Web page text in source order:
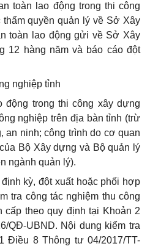
toàn lao động trong thi công
quyền quản lý về Sở Xây
toàn lao động gửi về Sở Xây
12 hàng năm và báo cáo đột
nghiệp tỉnh
động trong thi công xây dựng
nghiệp trên địa bàn tỉnh (trừ
an ninh; công trình do cơ quan
Bộ Xây dựng và Bộ quản lý
ngành quản lý).
kỳ, đột xuất hoặc phối hợp
tra công tác nghiệm thu công
theo quy định tại Khoản 2
QĐ-UBND. Nội dung kiểm tra
Điều 8 Thông tư 04/2017/TT-